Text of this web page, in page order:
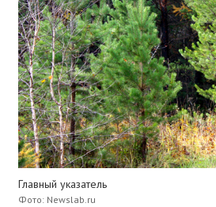
Главный указатель
Фото: Newslab.ru